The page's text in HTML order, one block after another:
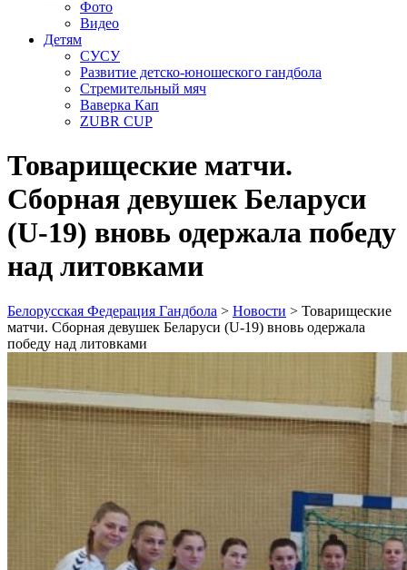
Фото
Видео
Детям
СУСУ
Развитие детско-юношеского гандбола
Стремительный мяч
Ваверка Кап
ZUBR CUP
Товарищеские матчи.
Сборная девушек Беларуси
(U-19) вновь одержала победу
над литовками
Белорусская Федерация Гандбола > Новости > Товарищеские
матчи. Сборная девушек Беларуси (U-19) вновь одержала
победу над литовками